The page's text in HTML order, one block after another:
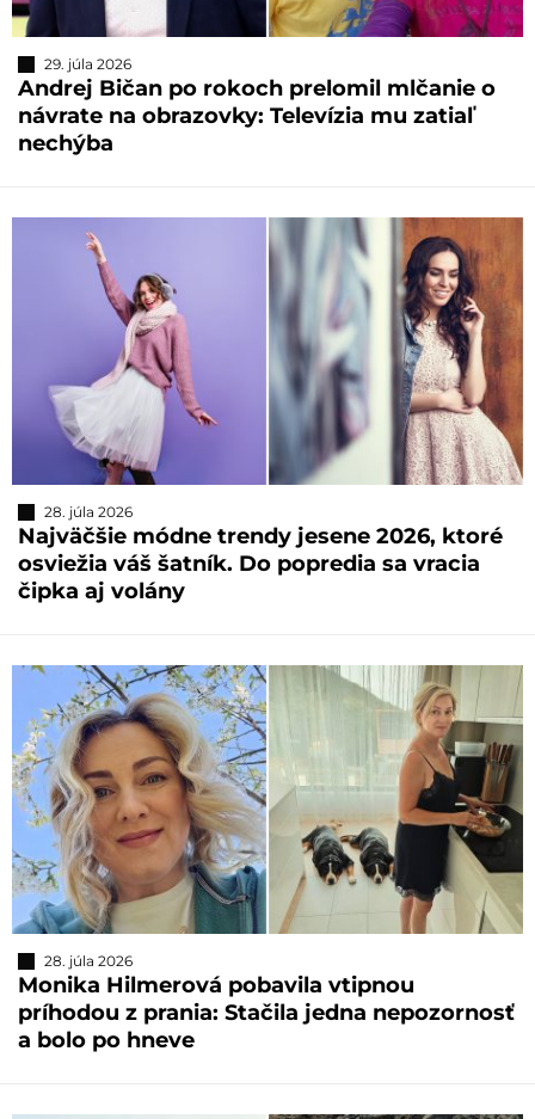
29. júla 2026
Andrej Bičan po rokoch prelomil mlčanie o
návrate na obrazovky: Televízia mu zatiaľ
nechýba
28. júla 2026
Najväčšie módne trendy jesene 2026, ktoré
osviežia váš šatník. Do popredia sa vracia
čipka aj volány
28. júla 2026
Monika Hilmerová pobavila vtipnou
príhodou z prania: Stačila jedna nepozornosť
a bolo po hneve